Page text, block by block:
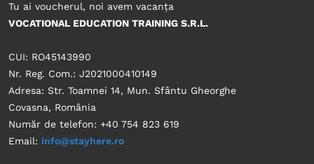
Tu ai voucherul, noi avem vacanța
VOCATIONAL EDUCATION TRAINING S.R.L.
CUI: RO45143990
Nr. Reg. Com.: J2021000410149
Adresa: Str. Toamnei 14, Mun. Sfântu Gheorghe
Covasna, România
Număr de telefon: +40 754 823 619
Email: info@stayhere.ro